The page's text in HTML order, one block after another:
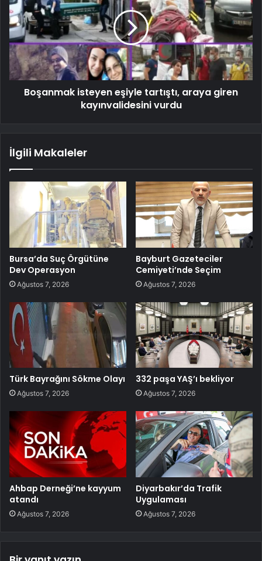
Boşanmak isteyen eşiyle tartıştı, araya giren
kayınvalidesini vurdu
İlgili Makaleler
Bursa’da Suç Örgütüne
Dev Operasyon
Ağustos 7, 2026
Bayburt Gazeteciler
Cemiyeti’nde Seçim
Ağustos 7, 2026
Türk Bayrağını Sökme Olayı
Ağustos 7, 2026
332 paşa YAŞ’ı bekliyor
Ağustos 7, 2026
Ahbap Derneği’ne kayyum
atandı
Ağustos 7, 2026
Diyarbakır’da Trafik
Uygulaması
Ağustos 7, 2026